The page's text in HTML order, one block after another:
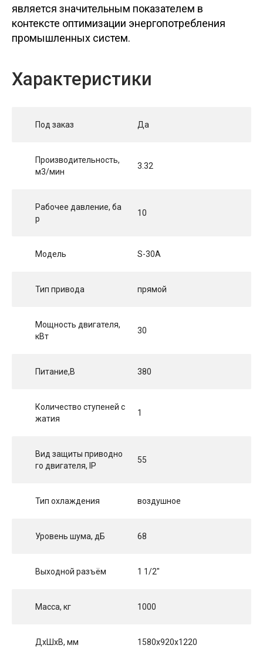
является значительным показателем в
контексте оптимизации энергопотребления
промышленных систем.
Характеристики
Под заказ Да
Производительность,
м3/мин
3.32
Рабочее давление, ба
р
10
Модель S-30A
Тип привода прямой
Мощность двигателя,
кВт
30
Питание,В 380
Количество ступеней с
жатия
1
Вид защиты приводно
го двигателя, IP
55
Тип охлаждения воздушное
Уровень шума, дБ 68
Выходной разъём 1 1/2"
Масса, кг 1000
ДхШхВ, мм 1580x920x1220